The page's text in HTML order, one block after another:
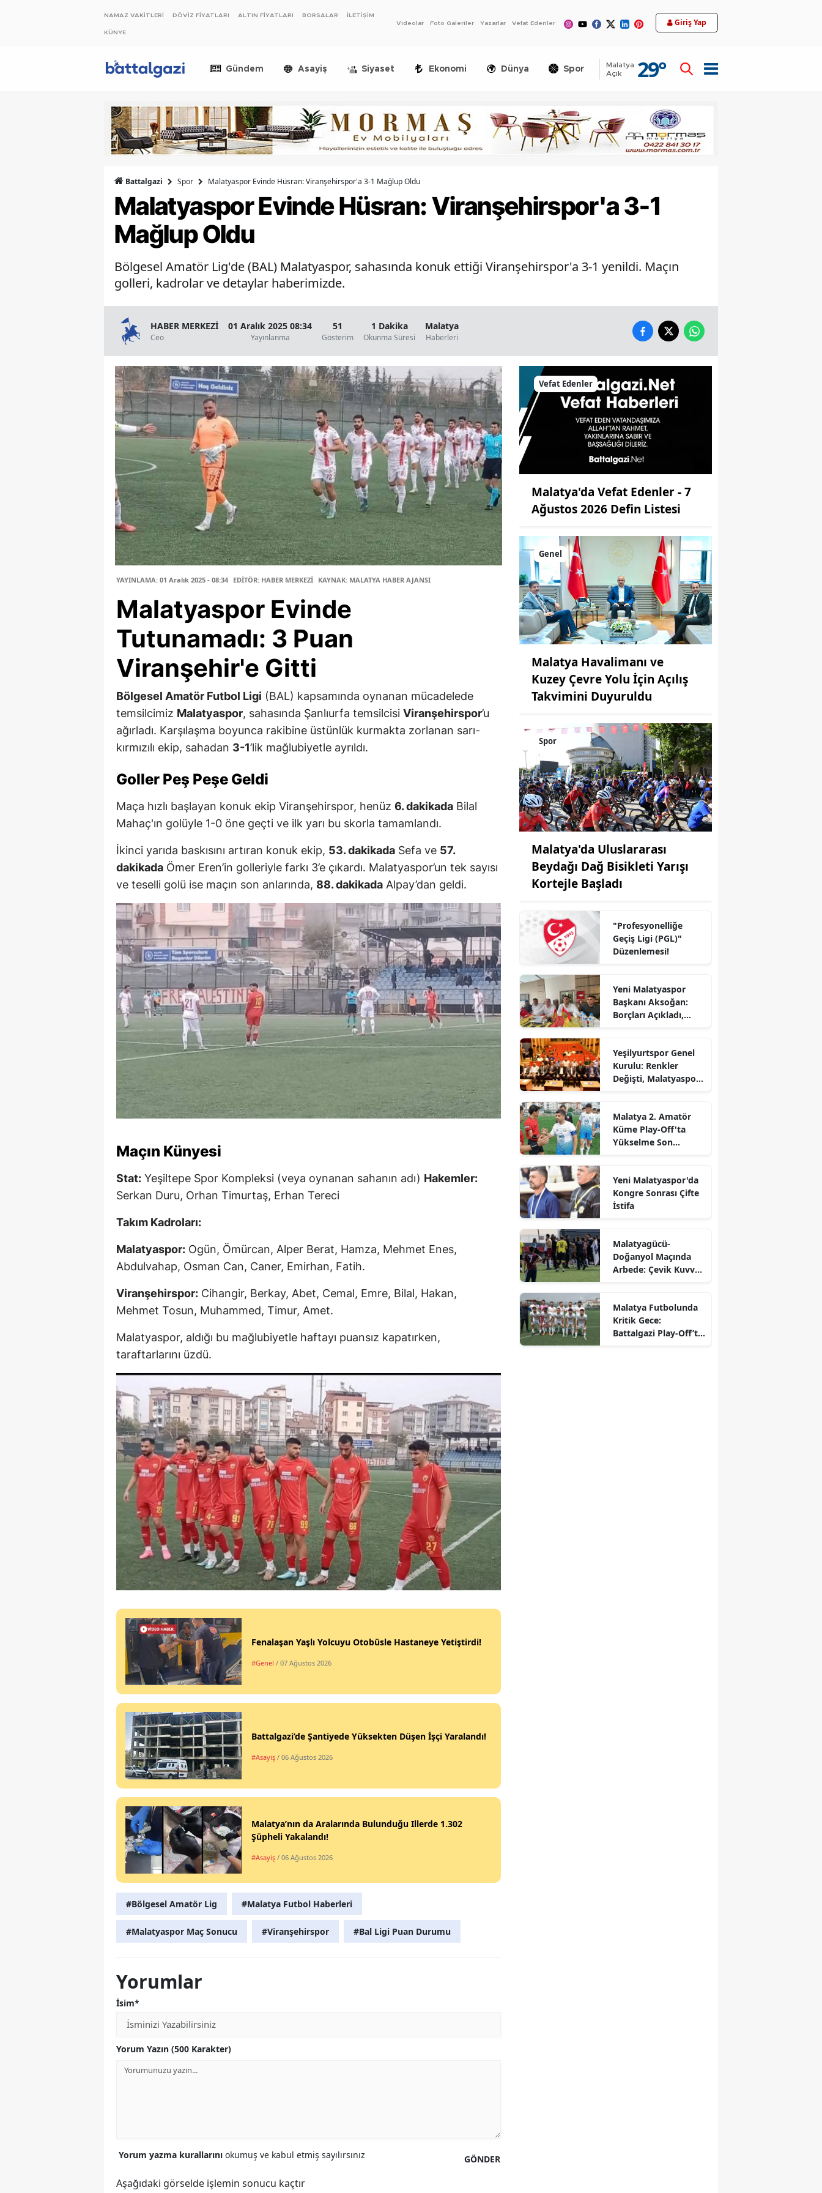
NAMAZ VAKİTLERİ DÖVİZ FİYATLARI ALTIN FİYATLARI BORSALAR İLETİŞİM
KÜNYE
Videolar Foto Galeriler Yazarlar Vefat Edenler Giriş Yap
Gündem Asayiş Siyaset Ekonomi Dünya Spor Teknoloji
Malatya
Açık
29°
Battalgazi Spor Malatyaspor Evinde Hüsran: Viranşehirspor'a 3-1 Mağlup Oldu
Malatyaspor Evinde Hüsran: Viranşehirspor'a 3-1
Mağlup Oldu
Bölgesel Amatör Lig'de (BAL) Malatyaspor, sahasında konuk ettiği Viranşehirspor'a 3-1 yenildi. Maçın
golleri, kadrolar ve detaylar haberimizde.
HABER MERKEZİ
Ceo
01 Aralık 2025 08:34
Yayınlanma
51
Gösterim
1 Dakika
Okunma Süresi
Malatya
Haberleri
YAYINLAMA: 01 Aralık 2025 - 08:34 EDİTÖR: HABER MERKEZİ KAYNAK: MALATYA HABER AJANSI
Malatyaspor Evinde
Tutunamadı: 3 Puan
Viranşehir'e Gitti
Bölgesel Amatör Futbol Ligi (BAL) kapsamında oynanan mücadelede
temsilcimiz Malatyaspor, sahasında Şanlıurfa temsilcisi Viranşehirspor’u
ağırladı. Karşılaşma boyunca rakibine üstünlük kurmakta zorlanan sarı-
kırmızılı ekip, sahadan 3-1’lik mağlubiyetle ayrıldı.
Goller Peş Peşe Geldi
Maça hızlı başlayan konuk ekip Viranşehirspor, henüz 6. dakikada Bilal
Mahaç'ın golüyle 1-0 öne geçti ve ilk yarı bu skorla tamamlandı.
İkinci yarıda baskısını artıran konuk ekip, 53. dakikada Sefa ve 57.
dakikada Ömer Eren’in golleriyle farkı 3’e çıkardı. Malatyaspor’un tek sayısı
ve teselli golü ise maçın son anlarında, 88. dakikada Alpay’dan geldi.
Maçın Künyesi
Stat: Yeşiltepe Spor Kompleksi (veya oynanan sahanın adı) Hakemler:
Serkan Duru, Orhan Timurtaş, Erhan Tereci
Takım Kadroları:
Malatyaspor: Ogün, Ömürcan, Alper Berat, Hamza, Mehmet Enes,
Abdulvahap, Osman Can, Caner, Emirhan, Fatih.
Viranşehirspor: Cihangir, Berkay, Abet, Cemal, Emre, Bilal, Hakan,
Mehmet Tosun, Muhammed, Timur, Amet.
Malatyaspor, aldığı bu mağlubiyetle haftayı puansız kapatırken,
taraftarlarını üzdü.
Fenalaşan Yaşlı Yolcuyu Otobüsle Hastaneye Yetiştirdi!
#Genel / 07 Ağustos 2026
Battalgazi’de Şantiyede Yüksekten Düşen İşçi Yaralandı!
#Asayiş / 06 Ağustos 2026
Malatya’nın da Aralarında Bulunduğu Illerde 1.302
Şüpheli Yakalandı!
#Asayiş / 06 Ağustos 2026
#Bölgesel Amatör Lig #Malatya Futbol Haberleri
#Malatyaspor Maç Sonucu #Viranşehirspor #Bal Ligi Puan Durumu
Yorumlar
İsim*
Yorum Yazın (500 Karakter)
GÖNDER
Yorum yazma kurallarını okumuş ve kabul etmiş sayılırsınız
Aşağıdaki görselde işlemin sonucu kaçtır
Vefat Edenler
Malatya'da Vefat Edenler - 7
Ağustos 2026 Defin Listesi
Genel
Malatya Havalimanı ve
Kuzey Çevre Yolu İçin Açılış
Takvimini Duyuruldu
Spor
Malatya'da Uluslararası
Beydağı Dağ Bisikleti Yarışı
Kortejle Başladı
"Profesyonelliğe
Geçiş Ligi (PGL)"
Düzenlemesi!
Yeni Malatyaspor
Başkanı Aksoğan:
Borçları Açıkladı,
Yeşilyurtspor Genel
Kurulu: Renkler
Değişti, Malatyaspor
Malatya 2. Amatör
Küme Play-Off'ta
Yükselme Son
Yeni Malatyaspor'da
Kongre Sonrası Çifte
İstifa
Malatyagücü-
Doğanyol Maçında
Arbede: Çevik Kuvvet
Malatya Futbolunda
Kritik Gece:
Battalgazi Play-Off’ta,